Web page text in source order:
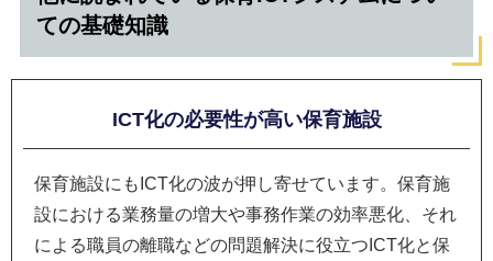
ての基礎知識
ICT化の必要性が高い保育施設
保育施設にもICT化の波が押し寄せています。保育施
設における業務量の増大や事務作業の効率悪化、それ
による職員の離職などの問題解決に役立つICT化と保